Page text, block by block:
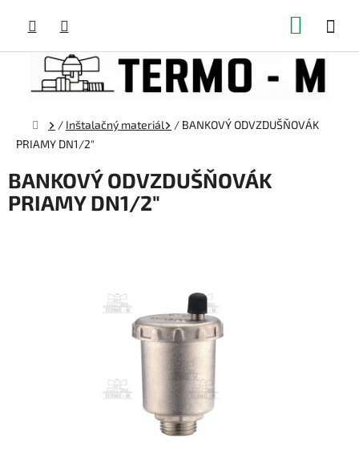
obsah
Domov
/ Inštalačný materiál / BANKOVÝ ODVZDUŠŇOVÁK
PRIAMY DN1/2"
BANKOVÝ ODVZDUŠŇOVÁK
PRIAMY DN1/2"